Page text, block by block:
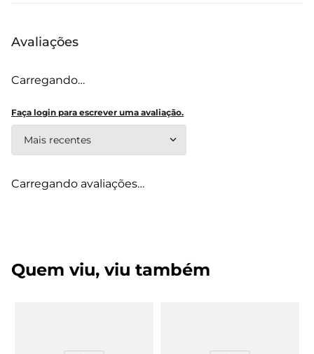
Avaliações
Carregando…
Faça login para escrever uma avaliação.
Mais recentes
Carregando avaliações…
Quem viu, viu também